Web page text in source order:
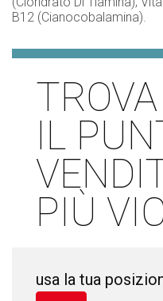
B12 (Cianocobalamina).
TROVA
IL
PIÙ
usa la tua